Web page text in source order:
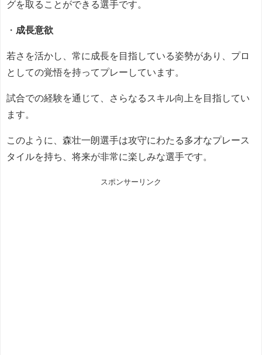
グを取ることができる選手です。
・ 成長意欲
若さを活かし、常に成長を目指している姿勢があり、プロ
としての覚悟を持ってプレーしています。
試合での経験を通じて、さらなるスキル向上を目指してい
ます。
このように、森壮一朗選手は攻守にわたる多才なプレース
タイルを持ち、将来が非常に楽しみな選手です。
スポンサーリンク